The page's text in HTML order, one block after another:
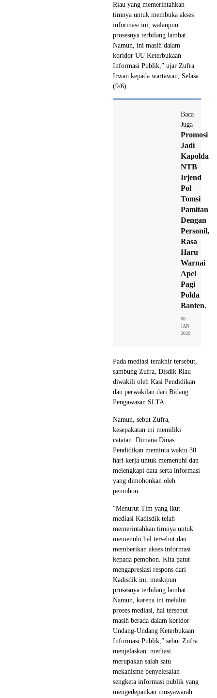
Riau yang memerintahkan
timnya untuk membuka akses
informasi ini, walaupun
prosesnya terbilang lambat.
Namun, ini masih dalam
koridor UU Keterbukaan
Informasi Publik,” ujar Zufra
Irwan kepada wartawan, Selasa
(9/6).
Baca
Juga
Promosi
Jadi
Kapolda
NTB
Irjend
Pol
Tomsi
Pamitan
Dengan
Personil,
Rasa
Haru
Warnai
Apel
Pagi
Polda
Banten.
06
JAN
2020
Pada mediasi terakhir tersebut,
sambung Zufra, Disdik Riau
diwakili oleh Kasi Pendidikan
dan perwakilan dari Bidang
Pengawasan SLTA.
Namun, sebut Zufra,
kesepakatan ini memiliki
catatan. Dimana Dinas
Pendidikan meminta waktu 30
hari kerja untuk memenuhi dan
melengkapi data serta informasi
yang dimohonkan oleh
pemohon.
“Menurut Tim yang ikut
mediasi Kadisdik telah
memerintahkan timnya untuk
memenuhi hal tersebut dan
memberikan akses informasi
kepada pemohon. Kita patut
mengapresiasi respons dari
Kadisdik ini, meskipun
prosesnya terbilang lambat.
Namun, karena ini melalui
proses mediasi, hal tersebut
masih berada dalam koridor
Undang-Undang Keterbukaan
Informasi Publik,” sebut Zufra
menjelaskan. mediasi
merupakan salah satu
mekanisme penyelesaian
sengketa informasi publik yang
mengedepankan musyawarah